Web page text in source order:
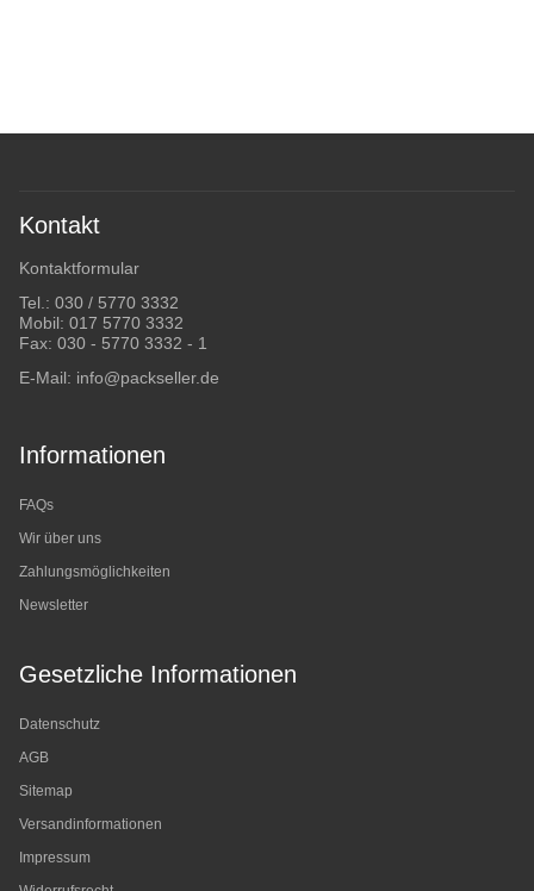
Kontakt
Kontaktformular
Tel.: 030 / 5770 3332
Mobil: 017 5770 3332
Fax: 030 - 5770 3332 - 1
E-Mail: info@packseller.de
Informationen
FAQs
Wir über uns
Zahlungsmöglichkeiten
Newsletter
Gesetzliche Informationen
Datenschutz
AGB
Sitemap
Versandinformationen
Impressum